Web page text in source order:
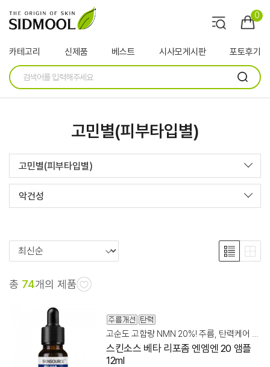
0
카테고리 신제품 베스트 시사모게시판 포토후기
고민별(피부타입별)
고민별(피부타입별)
악건성
총 74개의 제품
고순도 고함량 NMN 20%! 주름, 탄력케어 앰플
스킨소스 베타 리포좀 엔엠엔 20 앰플
12ml